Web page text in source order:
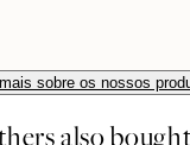
sobre os nossos
also bought